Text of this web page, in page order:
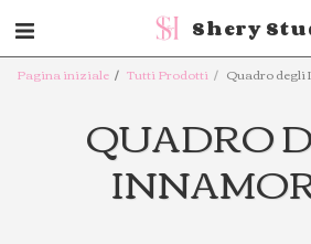
Shery
Pagina iniziale Tutti Prodotti Quadro degli
QUADRO